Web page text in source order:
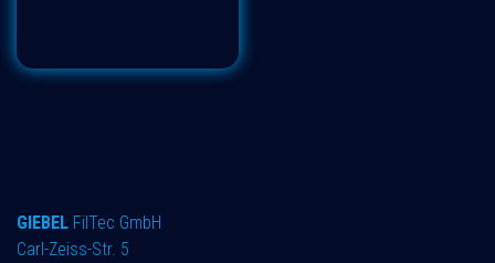
GIEBEL FilTec GmbH
Carl-Zeiss-Str. 5